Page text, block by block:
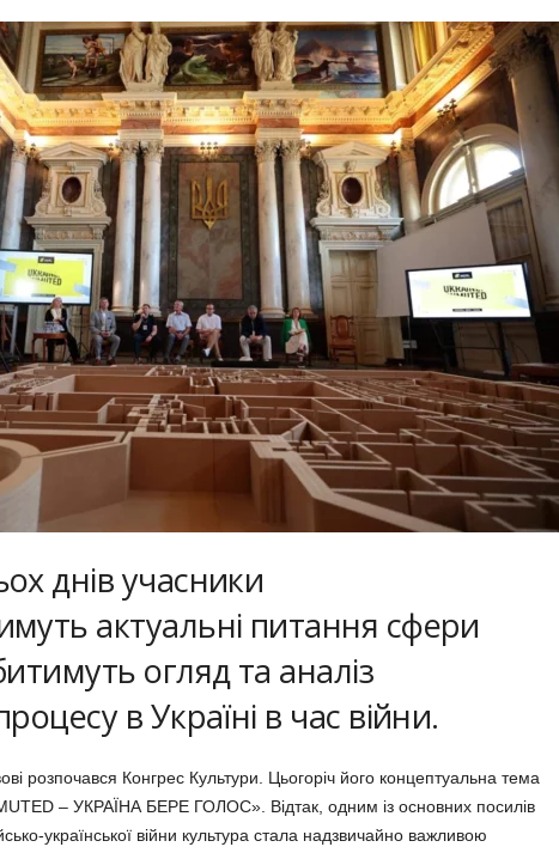
днів учасники
актуальні питання сфери
огляд та аналіз
в Україні в час війни.
розпочався Конгрес Культури. Цьогоріч його концептуальна тема
– УКРАЇНА БЕРЕ ГОЛОС». Відтак, одним із основних посилів
української війни культура стала надзвичайно важливою